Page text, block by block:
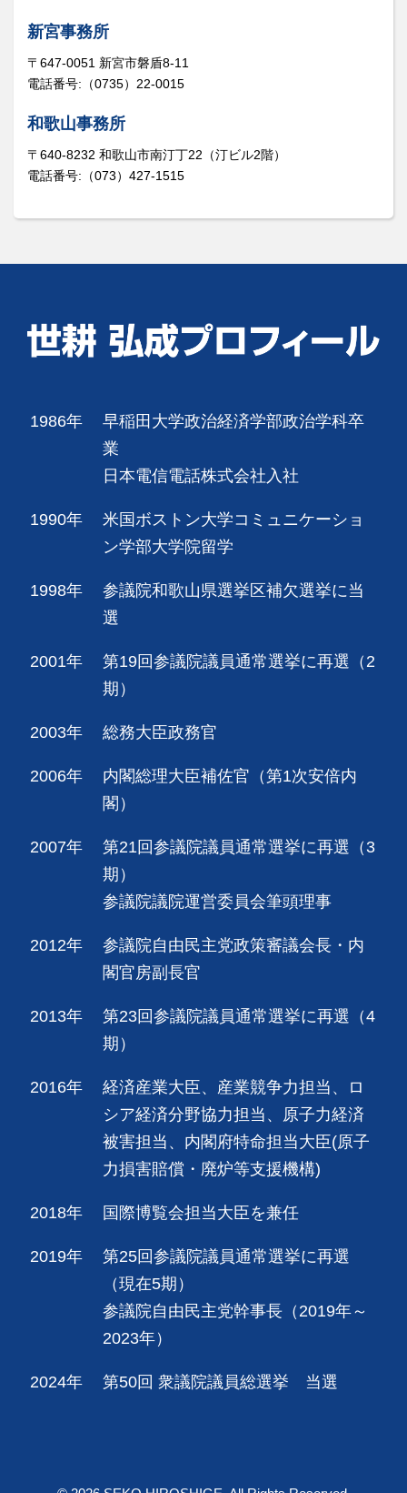
新宮事務所
〒647-0051 新宮市磐盾8-11
電話番号:（0735）22-0015
和歌山事務所
〒640-8232 和歌山市南汀丁22（汀ビル2階）
電話番号:（073）427-1515
1986年
早稲田大学政治経済学部政治学科卒
業
日本電信電話株式会社入社
1990年
米国ボストン大学コミュニケーショ
ン学部大学院留学
1998年
参議院和歌山県選挙区補欠選挙に当
選
2001年
第19回参議院議員通常選挙に再選（2
期）
2003年 総務大臣政務官
2006年
内閣総理大臣補佐官（第1次安倍内
閣）
2007年
第21回参議院議員通常選挙に再選（3
期）
参議院議院運営委員会筆頭理事
2012年
参議院自由民主党政策審議会長・内
閣官房副長官
2013年
第23回参議院議員通常選挙に再選（4
期）
2016年
経済産業大臣、産業競争力担当、ロ
シア経済分野協力担当、原子力経済
被害担当、内閣府特命担当大臣(原子
力損害賠償・廃炉等支援機構)
2018年 国際博覧会担当大臣を兼任
2019年
第25回参議院議員通常選挙に再選
（現在5期）
参議院自由民主党幹事長（2019年～
2023年）
2024年 第50回 衆議院議員総選挙 当選